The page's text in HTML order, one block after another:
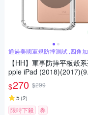
通過美國軍規防摔測試 ,四角
摔設計
【HH】軍事防摔平板殼
pple iPad
$270 $299
5 (2)
限時下殺 券